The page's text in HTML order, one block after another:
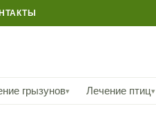
грызунов▾ Лечение птиц▾